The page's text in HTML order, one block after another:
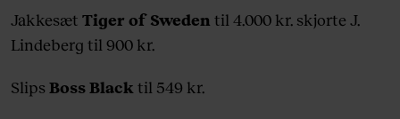
Jakkesæt Tiger of Sweden til 4.000 kr. skjorte J.
Lindeberg til 900 kr.
Slips Boss Blacktil 549 kr.